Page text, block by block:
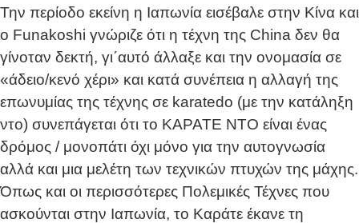
Την περίοδο εκείνη η Ιαπωνία εισέβαλε στην Κίνα και
ο Funakoshi γνώριζε ότι η τέχνη της China δεν θα
γίνοταν δεκτή, γι΄αυτό άλλαξε και την ονομασία σε
«άδειο/κενό χέρι» και κατά συνέπεια η αλλαγή της
επωνυμίας της τέχνης σε karatedo (με την κατάληξη
ντο) συνεπάγεται ότι το ΚΑΡΑΤΕ ΝΤΟ είναι ένας
δρόμος / μονοπάτι όχι μόνο για την αυτογνωσία
αλλά και μια μελέτη των τεχνικών πτυχών της μάχης.
Όπως και οι περισσότερες Πολεμικές Τέχνες που
ασκούνται στην Ιαπωνία, το Καράτε έκανε τη